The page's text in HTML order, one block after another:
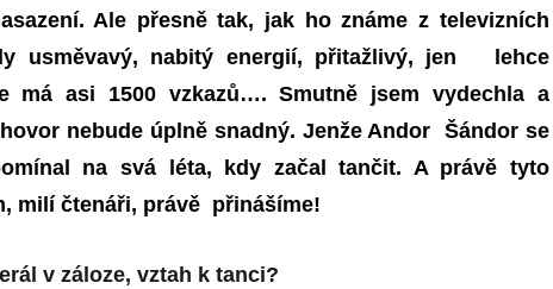
Ale přesně tak, jak ho známe z televizních
usměvavý, nabitý energií, přitažlivý, jen lehce
má asi 1500 vzkazů…. Smutně jsem vydechla a
nebude úplně snadný. Jenže Andor Šándor se
na svá léta, kdy začal tančit. A právě tyto
milí čtenáři, právě přinášíme!
v záloze, vztah k tanci?